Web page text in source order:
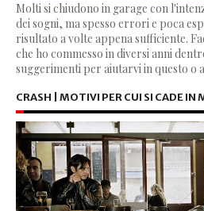
Molti si chiudono in garage con
dei sogni, ma spesso errori e poca
risultato a volte appena sufficiente.
che ho commesso in diversi anni
suggerimenti per aiutarvi in questo o
CRASH | MOTIVI PER CUI SI CADE IN